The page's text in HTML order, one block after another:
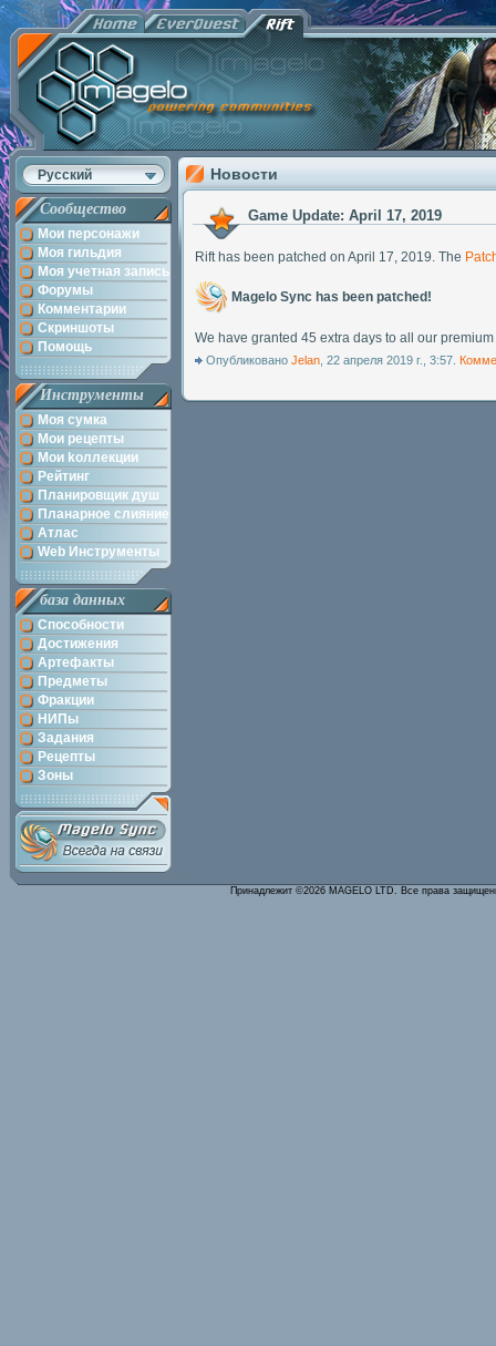
Русский
Сообщество
Мои персонажи
Моя гильдия
Моя учетная запись
Форумы
Комментарии
Скриншоты
Помощь
Инструменты
Моя сумка
Мои рецепты
Мои kоллекции
Рейтинг
Планировщик душ
Планарное слияние
Атлас
Web Инструменты
база данных
Способности
Достижения
Артефакты
Предметы
Фракции
НИПы
Задания
Рецепты
Зоны
Новости
Game Update: April 17, 2019
Rift has been patched on April 17, 2019. The
Magelo Sync has been patched!
We have granted 45 extra days to all our
Опубликовано Jelan , 22 апреля 2019 г., 3:57.
Принадлежит ©2026 MAGELO LTD. Все права